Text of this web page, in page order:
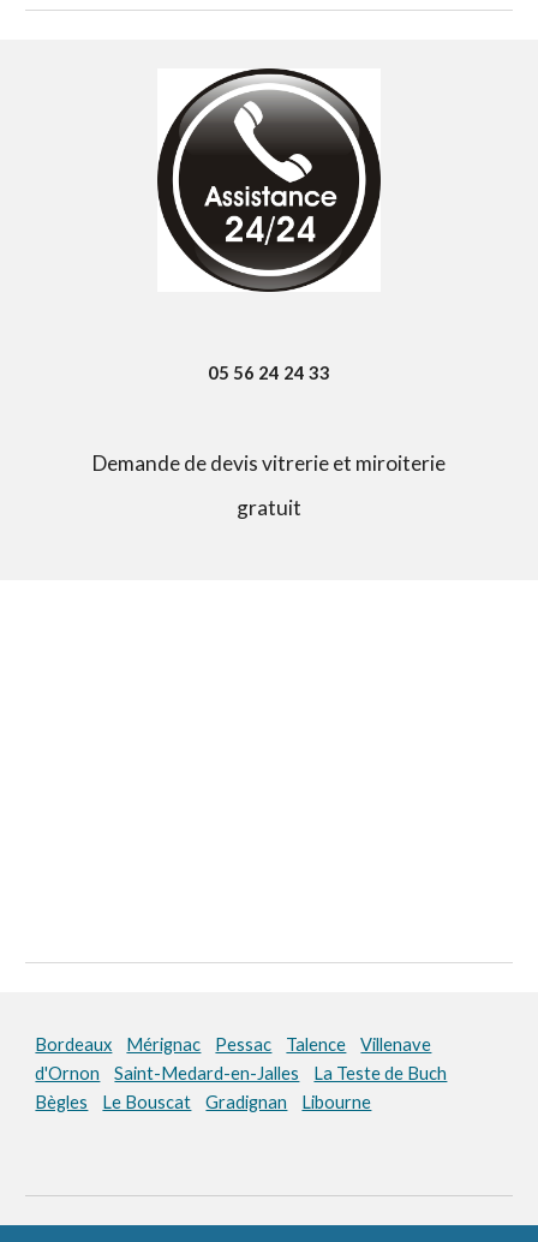
05 56 24 24 33
Demande de devis vitrerie et miroiterie
gratuit
Bordeaux Mérignac Pessac Talence
Villenave
d'Ornon
Saint-Medard-en-Jalles
La Teste de Buch
Bègles
Le Bouscat Gradignan Libourne